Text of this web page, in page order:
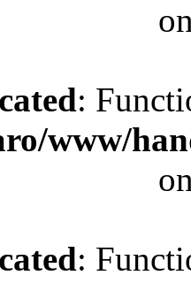
:
www/
: